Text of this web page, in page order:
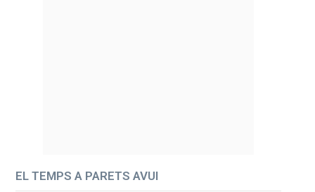
EL TEMPS A PARETS AVUI